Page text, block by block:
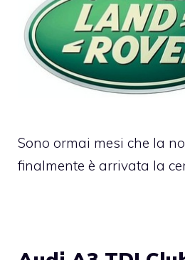
Sono ormai mesi che la
finalmente è arrivata la